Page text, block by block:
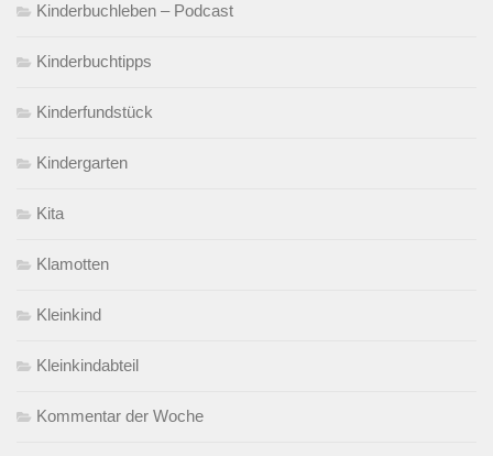
Kinderbuchleben – Podcast
Kinderbuchtipps
Kinderfundstück
Kindergarten
Kita
Klamotten
Kleinkind
Kleinkindabteil
Kommentar der Woche